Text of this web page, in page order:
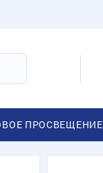
ПРОСВЕЩЕНИЕ